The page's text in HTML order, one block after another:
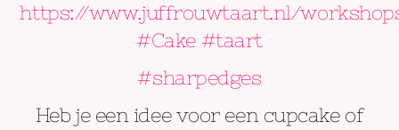
https://www.juffrouwtaart.nl/
#Cake #taart
#sharpedges
Heb je een idee voor een cupcake of